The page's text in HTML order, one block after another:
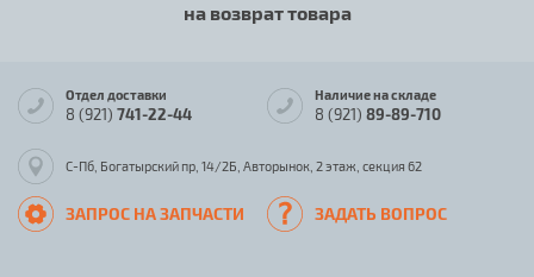
на возврат товара
Отдел доставки
8 (921) 741-22-44
Наличие на складе
8 (921) 89-89-710
С-Пб, Богатырский пр, 14/2Б, Авторынок, 2 этаж, секция 62
ЗАПРОС НА ЗАПЧАСТИ ЗАДАТЬ ВОПРОС